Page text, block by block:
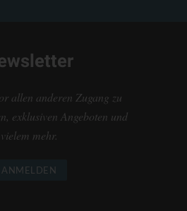
allen anderen Zugang zu
exklusiven Angeboten und
vielem mehr.
ANMELDEN